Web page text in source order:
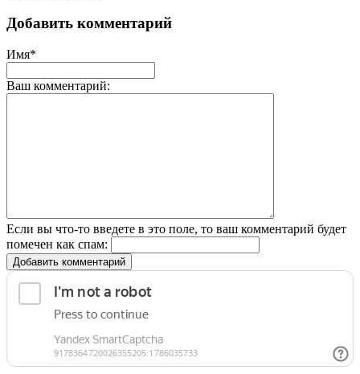
Добавить комментарий
Имя*
Ваш комментарий:
Если вы что-то введете в это поле, то ваш комментарий будет
помечен как спам:
Добавить комментарий